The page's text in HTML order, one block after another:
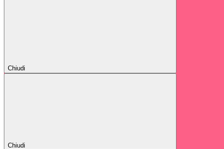
Chiudi
Chiudi